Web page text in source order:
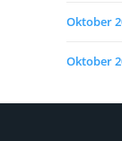
Oktober
Oktober